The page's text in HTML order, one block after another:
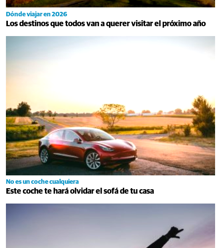
Dónde viajar en 2026
Los destinos que todos van a querer visitar el próximo año
No es un coche cualquiera
Este coche te hará olvidar el sofá de tu casa